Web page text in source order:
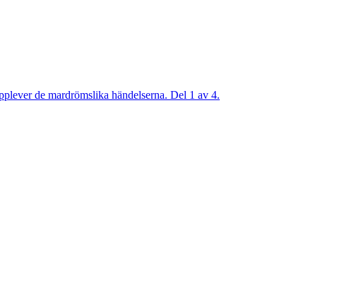
de mardrömslika händelserna. Del 1 av 4.